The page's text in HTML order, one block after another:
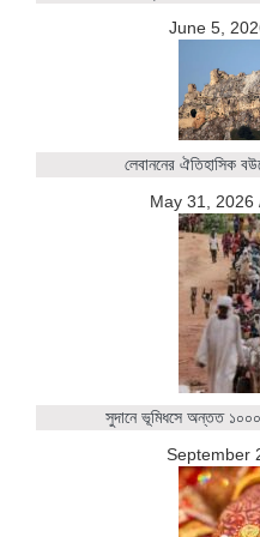
June 5,
লেবাননের ঐতিহাসিক
May 31, 2026
সুদানে ভূমিধসে অন্তত ১০০০
September